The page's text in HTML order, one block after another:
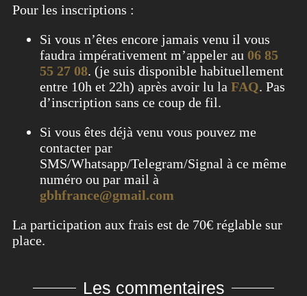
Pour les inscriptions :
Si vous n’êtes encore jamais venu il vous
faudra impérativement m’appeler au 06 85
55 27 08. (je suis disponible habituellement
entre 10h et 22h) après avoir lu la FAQ. Pas
d’inscription sans ce coup de fil.
Si vous êtes déjà venu vous pouvez me
contacter par
SMS/Whatsapp/Telegram/Signal à ce même
numéro ou par mail à
gbhfrance@gmail.com
La participation aux frais est de 70€ réglable sur
place.
Les commentaires